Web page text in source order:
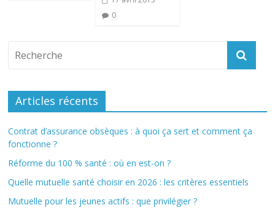
0
Articles récents
Contrat d’assurance obsèques : à quoi ça sert et comment ça
fonctionne ?
Réforme du 100 % santé : où en est-on ?
Quelle mutuelle santé choisir en 2026 : les critères essentiels
Mutuelle pour les jeunes actifs : que privilégier ?